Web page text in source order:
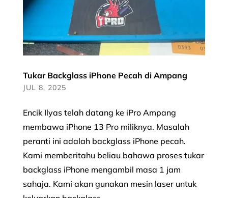
Tukar Backglass iPhone Pecah di Ampang
JUL 8, 2025
Encik Ilyas telah datang ke iPro Ampang
membawa iPhone 13 Pro miliknya. Masalah
peranti ini adalah backglass iPhone pecah.
Kami memberitahu beliau bahawa proses tukar
backglass iPhone mengambil masa 1 jam
sahaja. Kami akan gunakan mesin laser untuk